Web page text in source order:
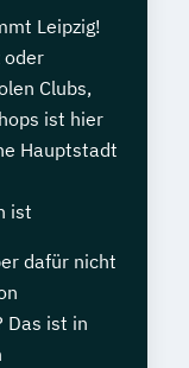
Leipzig!
oder
Clubs,
ist hier
Hauptstadt
ist
dafür nicht
Das ist in